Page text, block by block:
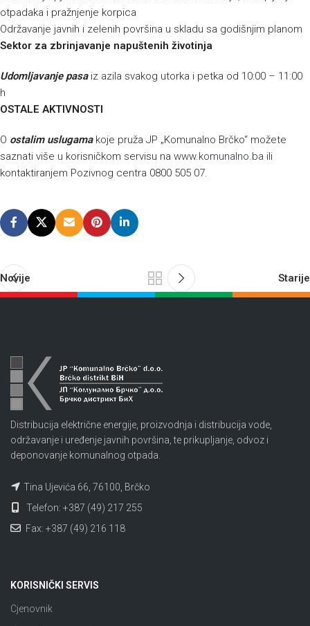
otpadaka i pražnjenje korpica
Održavanje javnih i zelenih površina u skladu sa godišnjim planom
Sektor za zbrinjavanje napuštenih životinja
Udomljavanje pasaiz azila svakog utorka i petka od 10:00 – 11:00
h
OSTALE AKTIVNOSTI
O ostalim uslugamakoje pruža JP „Komunalno Brčko“ možete
saznati više u korisničkom servisu na www.komunalno.ba ili
kontaktiranjem Pozivnog centra 0800 505 07.
Novije Starije
Distribucija električne energije, proizvodnja i distribucija vode,
održavanje i uređenje javnih površina, te prikupljanje, odvoz i
deponovanje komunalnog otpada.
Tina Ujevića 66, 76100, Brčko
Telefon: +387 (49) 217 255
Fax: +387 (49) 216 118
KORISNIČKI SERVIS
Cjenovnik